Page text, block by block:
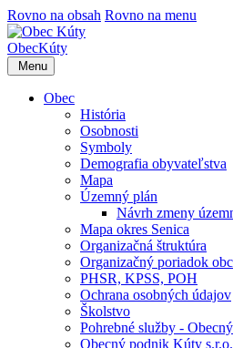
Rovno na obsah Rovno na menu
ObecKúty
Menu
Obec
História
Osobnosti
Symboly
Demografia obyvateľstva
Mapa
Územný plán
Návrh zmeny
Mapa okres Senica
Organizačná štruktúra
Organizačný poriadok
PHSR, KPSS, POH
Ochrana osobných údajov
Školstvo
Pohrebné služby -
Obecný podnik Kúty s.r.o.